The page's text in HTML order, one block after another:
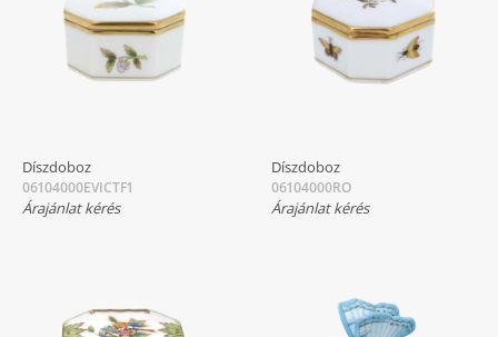
Díszdoboz
06104000EVICTF1
Árajánlat kérés
Díszdoboz
06104000RO
Árajánlat kérés